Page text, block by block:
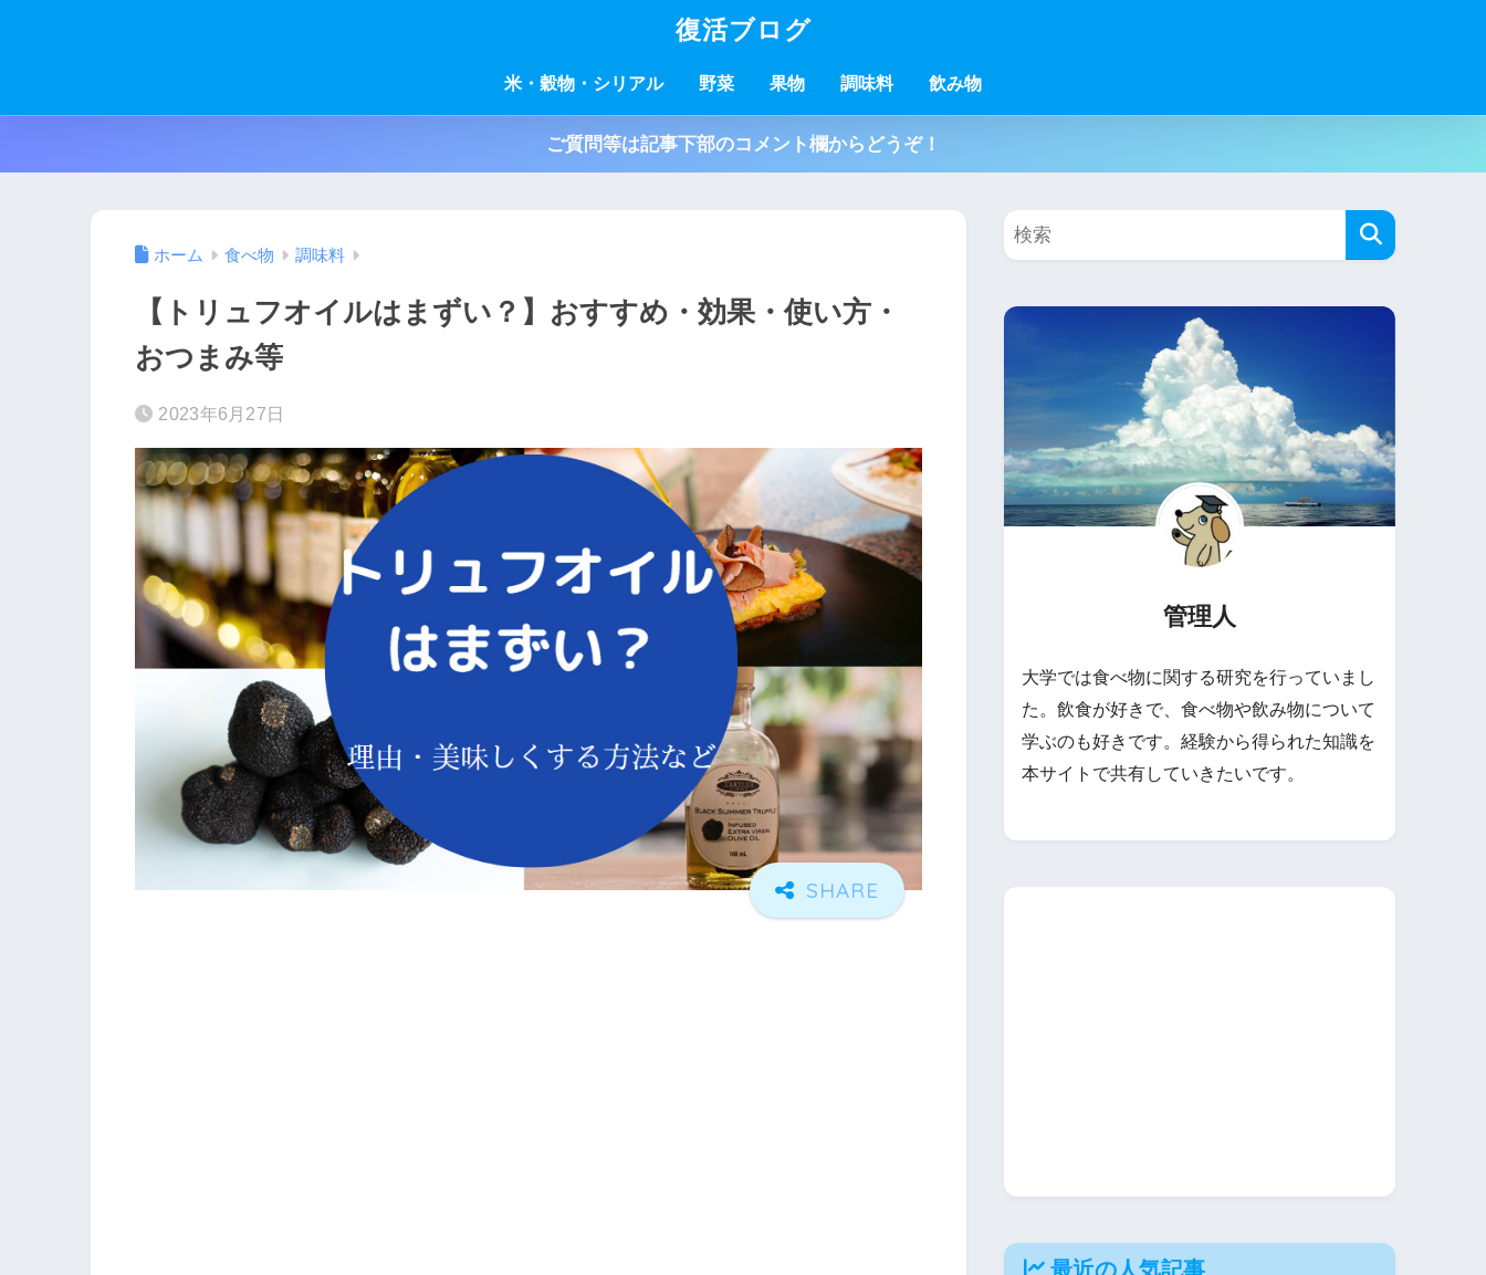
復活ブログ
米・穀物・シリアル 野菜 果物 調味料 飲み物
ご質問等は記事下部のコメント欄からどうぞ！
ホーム 食べ物 調味料
【トリュフオイルはまずい？】おすすめ・効果・使い方・
おつまみ等
2023年6月27日
管理人
大学では食べ物に関する研究を行っていまし
た。飲食が好きで、食べ物や飲み物について
学ぶのも好きです。経験から得られた知識を
本サイトで共有していきたいです。
最近の人気記事